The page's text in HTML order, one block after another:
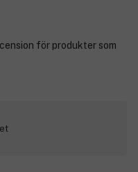
för produkter som